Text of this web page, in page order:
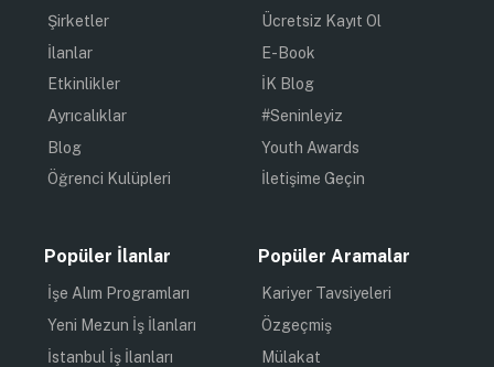
Şirketler
İlanlar
Etkinlikler
Ayrıcalıklar
Blog
Öğrenci Kulüpleri
Ücretsiz Kayıt Ol
E-Book
İK Blog
#Seninleyiz
Youth Awards
İletişime Geçin
Popüler İlanlar
İşe Alım Programları
Yeni Mezun İş İlanları
İstanbul İş İlanları
Popüler Aramalar
Kariyer Tavsiyeleri
Özgeçmiş
Mülakat